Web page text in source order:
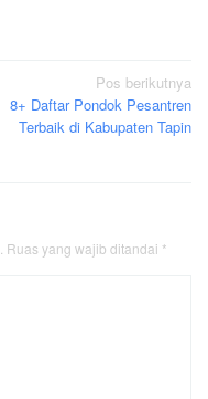
Pos berikutnya
8+ Daftar Pondok Pesantren
Terbaik di Kabupaten Tapin
Ruas yang wajib ditandai *